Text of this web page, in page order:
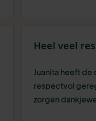
Heel veel
Juanita heeft de
respectvol
zorgen